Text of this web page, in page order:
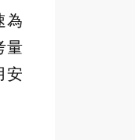
為
量
安